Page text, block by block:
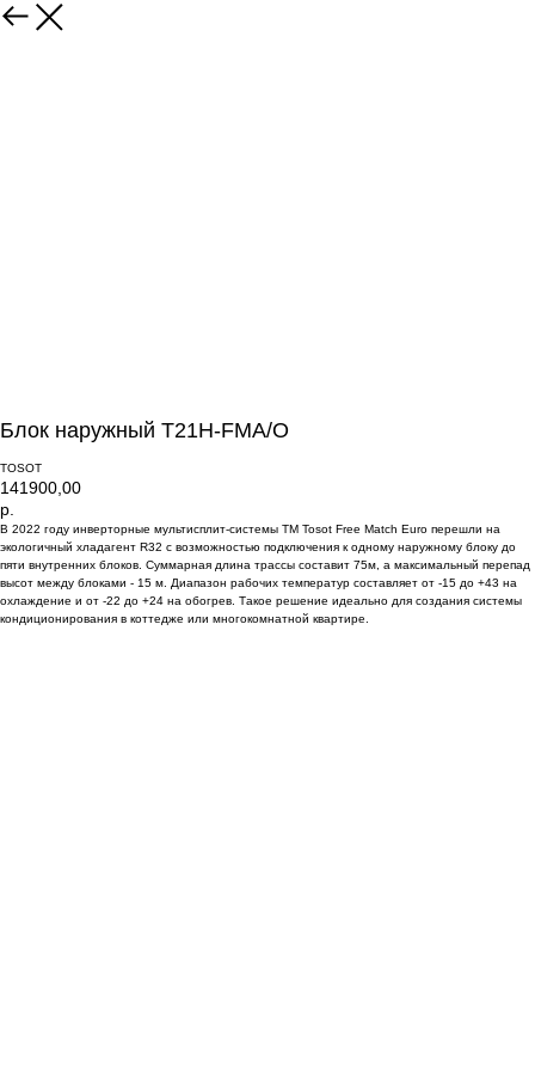
Блок наружный T21H-FMA/O
TOSOT
141900,00
р.
В 2022 году инверторные мультисплит-системы ТМ Tosot Free Match Euro перешли на
экологичный хладагент R32 с возможностью подключения к одному наружному блоку до
пяти внутренних блоков. Суммарная длина трассы составит 75м, а максимальный перепад
высот между блоками - 15 м. Диапазон рабочих температур составляет от -15 до +43 на
охлаждение и от -22 до +24 на обогрев. Такое решение идеально для создания системы
кондиционирования в коттедже или многокомнатной квартире.